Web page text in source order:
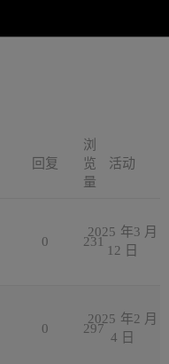
回复
浏
览
量
活动
0 231
2025 年3 月
12 日
0 297
2025 年2 月
4 日